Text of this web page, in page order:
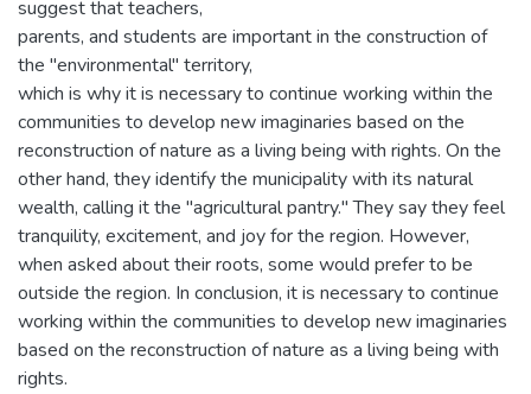
suggest that teachers,
parents, and students are important in the construction of
the "environmental" territory,
which is why it is necessary to continue working within the
communities to develop new imaginaries based on the
reconstruction of nature as a living being with rights. On the
other hand, they identify the municipality with its natural
wealth, calling it the "agricultural pantry." They say they feel
tranquility, excitement, and joy for the region. However,
when asked about their roots, some would prefer to be
outside the region. In conclusion, it is necessary to continue
working within the communities to develop new imaginaries
based on the reconstruction of nature as a living being with
rights.